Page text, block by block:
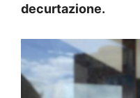
decurtazione.